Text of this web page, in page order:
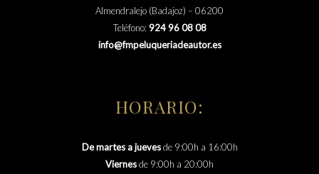
Almendralejo (Badajoz) – 06200
Teléfono: 924 96 08 08
info@fmpeluqueriadeautor.es
HORARIO:
De martes a juevesde 9:00h a 16:00h
Viernesde 9:00h a 20:00h